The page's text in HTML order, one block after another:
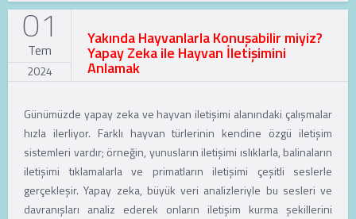
01
Tem
2024
Yakında Hayvanlarla Konuşabilir miyiz?
Yapay Zeka ile Hayvan İletişimini
Anlamak
Günümüzde yapay zeka ve hayvan iletişimi alanındaki çalışmalar
hızla ilerliyor. Farklı hayvan türlerinin kendine özgü iletişim
sistemleri vardır; örneğin, yunusların iletişimi ıslıklarla, balinaların
iletişimi tıklamalarla ve primatların iletişimi çeşitli seslerle
gerçekleşir. Yapay zeka, büyük veri analizleriyle bu sesleri ve
davranışları analiz ederek onların iletişim kurma şekillerini